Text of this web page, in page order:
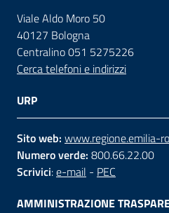
Seguici
Viale Aldo Moro 50
40127 Bologna
Centralino 051 5275226
Cerca telefoni e indirizzi
URP
Sito web: www.regione.emilia-
Numero verde: 800.66.22.00
Scrivici:e-mail - PEC
AMMINISTRAZIONE